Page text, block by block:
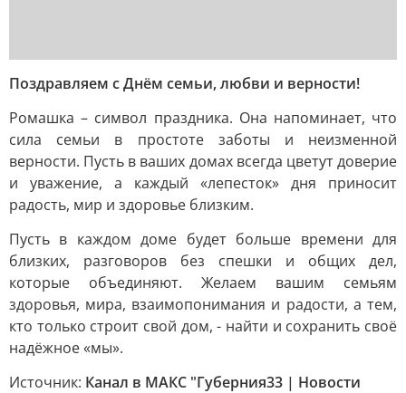
Поздравляем с Днём семьи, любви и верности!
Ромашка – символ праздника. Она напоминает, что
сила семьи в простоте заботы и неизменной
верности. Пусть в ваших домах всегда цветут доверие
и уважение, а каждый «лепесток» дня приносит
радость, мир и здоровье близким.
Пусть в каждом доме будет больше времени для
близких, разговоров без спешки и общих дел,
которые объединяют. Желаем вашим семьям
здоровья, мира, взаимопонимания и радости, а тем,
кто только строит свой дом, - найти и сохранить своё
надёжное «мы».
Источник: Канал в МАКС "Губерния33 | Новости